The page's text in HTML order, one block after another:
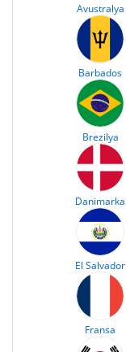
Avustralya
Barbados
Brezilya
Danimarka
El Salvador
Fransa